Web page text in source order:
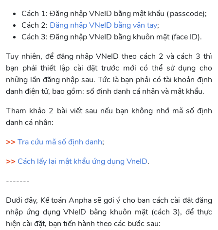
Cách 1: Đăng nhập VNeID bằng mật khẩu (passcode);
Cách 2: Đăng nhập VNeID bằng vân tay;
Cách 3: Đăng nhập VNeID bằng khuôn mặt (face ID).
Tuy nhiên, để đăng nhập VNeID theo cách 2 và cách 3 thì
bạn phải thiết lập cài đặt trước mới có thể sử dụng cho
những lần đăng nhập sau. Tức là bạn phải có tài khoản định
danh điện tử, bao gồm: số định danh cá nhân và mật khẩu.
Tham khảo 2 bài viết sau nếu bạn không nhớ mã số định
danh cá nhân:
>>Tra cứu mã số định danh;
>> Cách lấy lại mật khẩu ứng dụng VneID.
-------
Dưới đây, Kế toán Anpha sẽ gợi ý cho bạn cách cài đặt đăng
nhập ứng dụng VNeID bằng khuôn mặt (cách 3), để thực
hiện cài đặt, bạn tiến hành theo các bước sau: